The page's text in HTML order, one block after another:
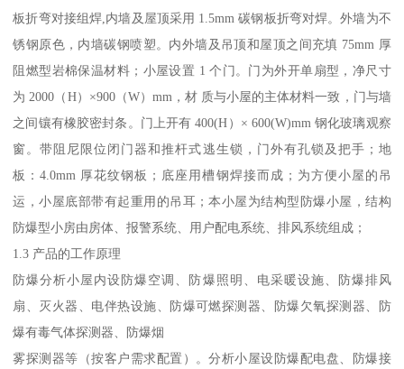
板折弯对接组焊,内墙及屋顶采用 1.5mm 碳钢板折弯对焊。外墙为不
锈钢原色，内墙碳钢喷塑。内外墙及吊顶和屋顶之间充填 75mm 厚
阻燃型岩棉保温材料；小屋设置 1 个门。门为外开单扇型，净尺寸
为 2000（H）×900（W）mm，材 质与小屋的主体材料一致，门与墙
之间镶有橡胶密封条。门上开有 400(H）× 600(W)mm 钢化玻璃观察
窗。带阻尼限位闭门器和推杆式逃生锁，门外有孔锁及把手；地
板：4.0mm 厚花纹钢板；底座用槽钢焊接而成；为方便小屋的吊
运，小屋底部带有起重用的吊耳；本小屋为结构型防爆小屋，结构
防爆型小房由房体、报警系统、用户配电系统、排风系统组成；
1.3 产品的工作原理
防爆分析小屋内设防爆空调、防爆照明、电采暖设施、防爆排风
扇、灭火器、电伴热设施、防爆可燃探测器、防爆欠氧探测器、防
爆有毒气体探测器、防爆烟
雾探测器等（按客户需求配置）。分析小屋设防爆配电盘、防爆接